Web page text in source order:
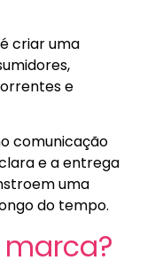
criar uma
e
comunicação
e a entrega
uma
do tempo.